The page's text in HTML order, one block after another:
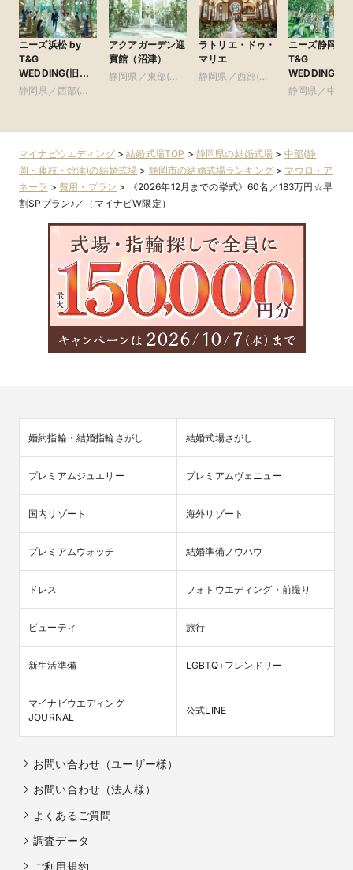
ニーズ浜松 by
T&G
WEDDING(旧
アーセンティア迎
静岡県／西部(浜
アクアガーデン迎
賓館（沼津）
静岡県／東部(富
ラトリエ・ドゥ・
マリエ
静岡県／西部(浜
ニーズ静岡 by
T&G
WEDDING(旧
アーセンティ
静岡県／中部(
マイナビウエディング>結婚式場TOP > 静岡県の結婚式場 > 中部(静
岡・藤枝・焼津)の結婚式場 > 静岡市の結婚式場ランキング> マウロ・ア
ネーラ > 費用・プラン >
《2026年12月までの挙式》60名／183万円☆早
割SPプラン♪／（マイナビW限定）
婚約指輪・結婚指輪さがし 結婚式場さがし
プレミアムジュエリー プレミアムヴェニュー
国内リゾート 海外リゾート
プレミアムウォッチ 結婚準備ノウハウ
ドレス フォトウエディング・前撮り
ビューティ 旅行
新生活準備 LGBTQ+フレンドリー
マイナビウエディング
JOURNAL
公式LINE
お問い合わせ（ユーザー様）
お問い合わせ（法人様）
よくあるご質問
調査データ
ご利用規約